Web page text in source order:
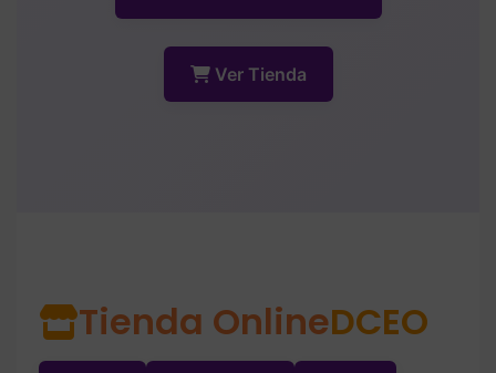
Ver Tienda
Tienda OnlineDCEO